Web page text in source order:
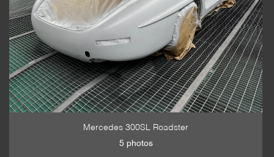
Mercedes 300SL Roadster
5 photos